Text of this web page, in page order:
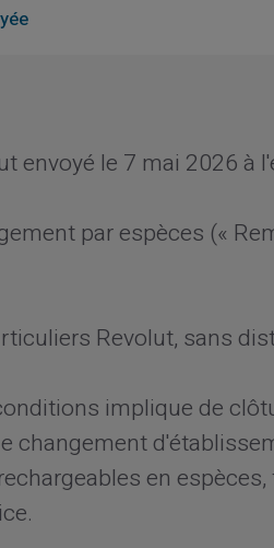
envoyé le 7 mai 2026 à
par espèces («
Revolut, sans
implique de
changement
en